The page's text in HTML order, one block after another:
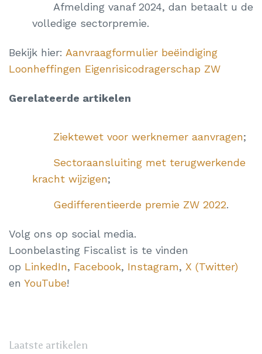
Afmelding vanaf 2024, dan betaalt u de
volledige sectorpremie.
Bekijk hier: Aanvraagformulier beëindiging
Loonheffingen Eigenrisicodragerschap ZW
Gerelateerde artikelen
Ziektewet voor werknemer aanvragen;
Sectoraansluiting met terugwerkende
kracht wijzigen;
Gedifferentieerde premie ZW 2022.
Volg ons op social media.
Loonbelasting Fiscalist is te vinden
op LinkedIn, Facebook, Instagram, X (Twitter)
en YouTube!
Laatste artikelen